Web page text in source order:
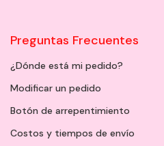
Preguntas Frecuentes
¿Dónde está mi pedido?
Modificar un pedido
Botón de arrepentimiento
Costos y tiempos de envío